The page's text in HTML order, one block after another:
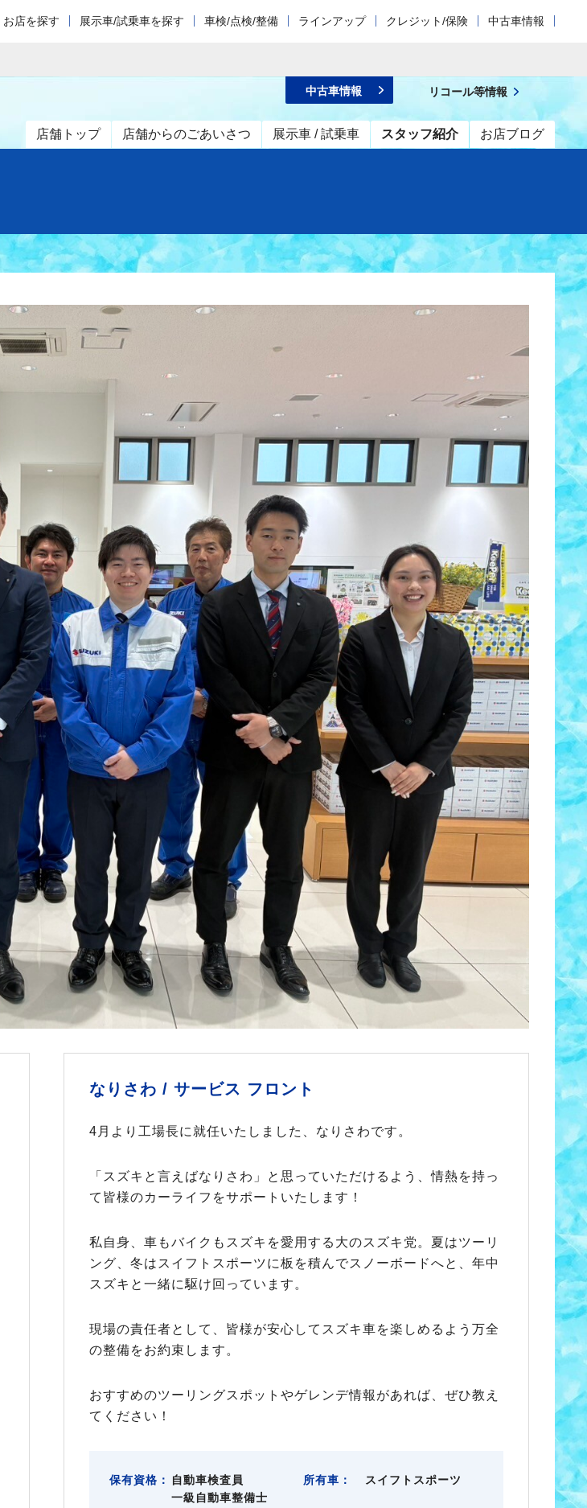
お店を探す 展示車/試乗車を探す 車検/点検/整備 ラインアップ クレジット/保険 中古車情報
店舗トップ 店舗からのごあいさつ 展示車 / 試乗車 スタッフ紹介 お店ブログ
中古車情報 リコール等情報
なりさわ / サービス フロント
4月より工場長に就任いたしました、なりさわです。
「スズキと言えばなりさわ」と思っていただけるよう、情熱を持っ
て皆様のカーライフをサポートいたします！
私自身、車もバイクもスズキを愛用する大のスズキ党。夏はツーリ
ング、冬はスイフトスポーツに板を積んでスノーボードへと、年中
スズキと一緒に駆け回っています。
現場の責任者として、皆様が安心してスズキ車を楽しめるよう万全
の整備をお約束します。
おすすめのツーリングスポットやゲレンデ情報があれば、ぜひ教え
てください！
保有資格：
自動車検査員
一級自動車整備士
所有車： スイフトスポーツ